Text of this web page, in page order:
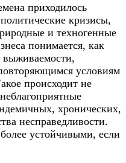
приходилось
кризисы,
и техногенные
понимается, как
выживаемости,
условиям
происходит не
хронических,
несправедливости.
устойчивыми, если